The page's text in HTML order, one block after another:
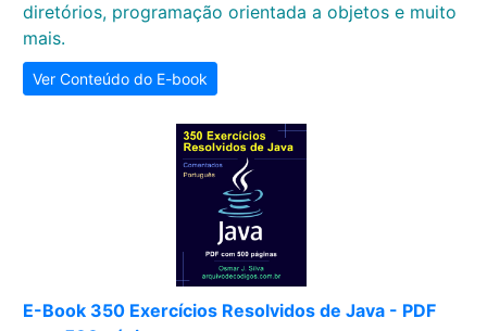
diretórios, programação orientada a objetos e muito
mais.
Ver Conteúdo do E-book
E-Book 350 Exercícios Resolvidos de Java - PDF